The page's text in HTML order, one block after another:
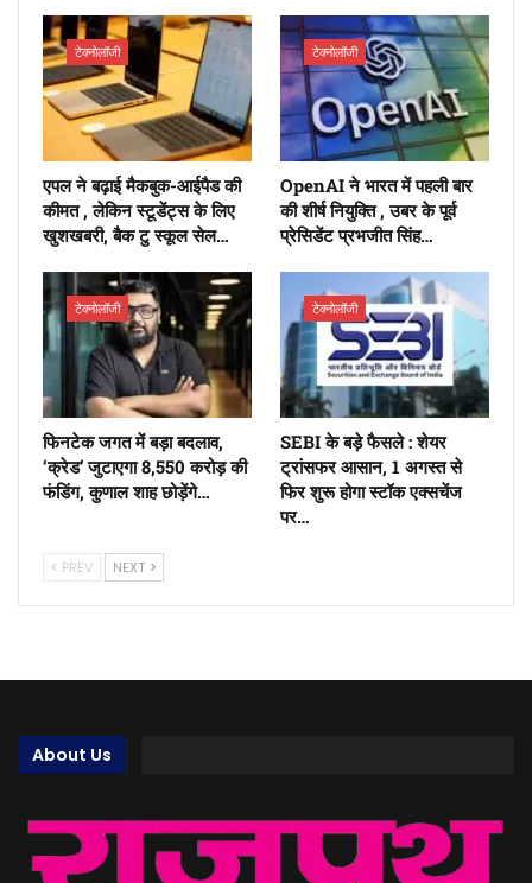
टेक्नोलॉजी
एपल ने बढ़ाई मैकबुक-आईपैड की
कीमत , लेकिन स्टूडेंट्स के लिए
खुशखबरी, बैक टु स्कूल सेल…
टेक्नोलॉजी
OpenAI ने भारत में पहली बार
की शीर्ष नियुक्ति , उबर के पूर्व
प्रेसिडेंट प्रभजीत सिंह…
टेक्नोलॉजी
फिनटेक जगत में बड़ा बदलाव,
‘क्रेड’ जुटाएगा 8,550 करोड़ की
फंडिंग, कुणाल शाह छोड़ेंगे…
टेक्नोलॉजी
SEBI के बड़े फैसले : शेयर
ट्रांसफर आसान, 1 अगस्त से
फिर शुरू होगा स्टॉक एक्सचेंज
पर…
PREV NEXT
About Us